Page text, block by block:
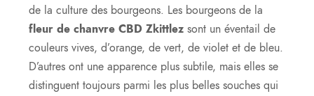
de la culture des bourgeons. Les bourgeons de la
fleur de chanvre CBD Zkittlez sont un éventail de
couleurs vives, d’orange, de vert, de violet et de bleu.
D’autres ont une apparence plus subtile, mais elles se
distinguent toujours parmi les plus belles souches qui